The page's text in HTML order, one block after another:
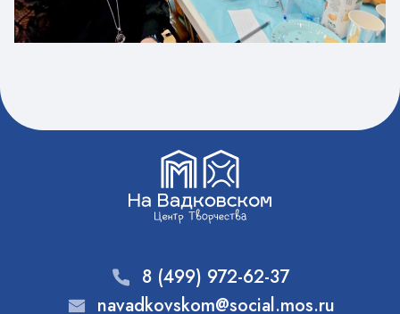
8 (499) 972-62-37
navadkovskom@social.mos.ru